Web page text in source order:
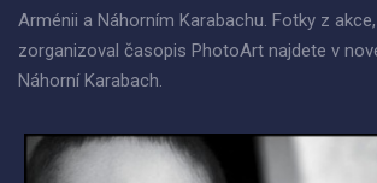
Arménii a Náhorním Karabachu. Fotky z
zorganizoval časopis PhotoArt najdete v
Náhorní Karabach.